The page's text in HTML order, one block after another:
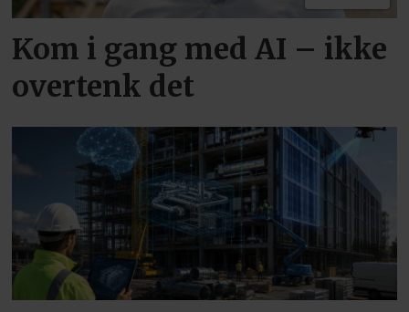
Kom i gang med AI – ikke
overtenk det